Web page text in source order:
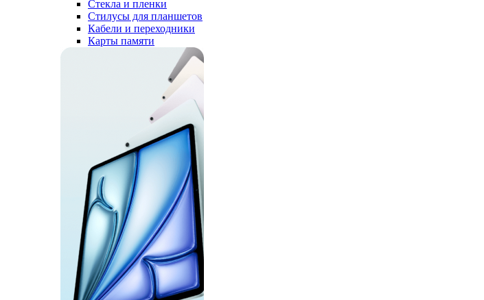
Стекла и пленки
Стилусы для планшетов
Кабели и переходники
Карты памяти